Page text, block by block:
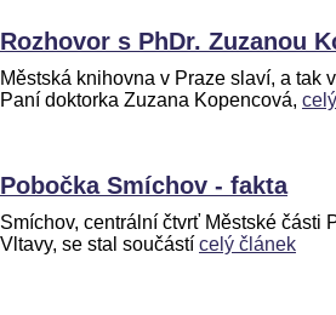
Rozhovor s PhDr. Zuzanou
Městská knihovna v Praze slaví, a tak
Paní doktorka Zuzana Kopencová,
Pobočka Smíchov - fakta
Smíchov, centrální čtvrť Městské části
Vltavy, se stal součástí celý článek